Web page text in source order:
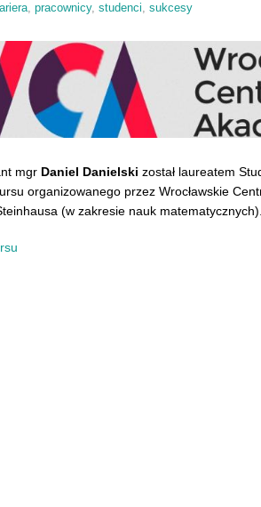
, pracownicy, studenci, sukcesy
mgr Daniel Danielski został laureatem
organizowanego przez Wrocławskie
(w zakresie nauk matematycznych).